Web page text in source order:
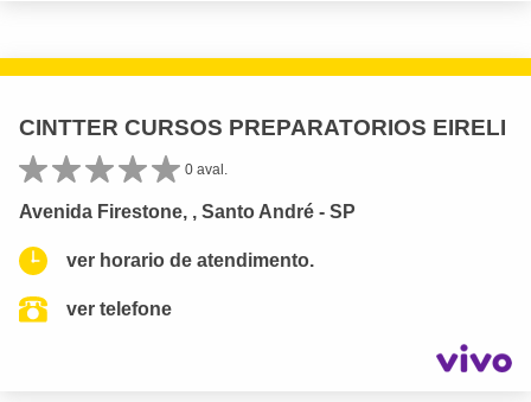
CINTTER CURSOS PREPARATORIOS EIRELI
0 aval.
Avenida Firestone, , Santo André - SP
ver horario de atendimento.
ver telefone